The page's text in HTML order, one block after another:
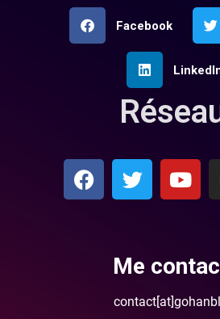
Facebook
Me